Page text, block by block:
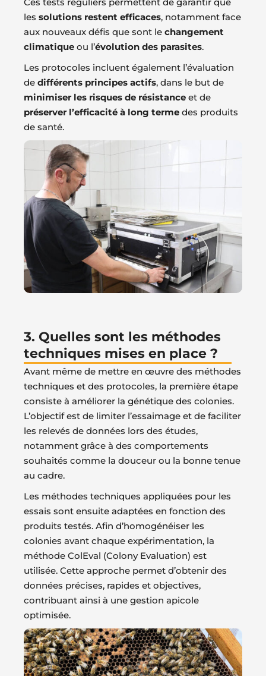
les solutions restent efficaces, notamment face
aux nouveaux défis que sont le changement
climatique ou l’évolution des parasites.
Les protocoles incluent également l’évaluation
de différents principes actifs, dans le but de
minimiser les risques de résistance et de
préserver l’efficacité à long terme des produits
de santé.
3. Quelles sont les méthodes
techniques mises en place ?​
Avant même de mettre en œuvre des méthodes
techniques et des protocoles, la première étape
consiste à améliorer la génétique des colonies.
L’objectif est de limiter l’essaimage et de faciliter
les relevés de données lors des études,
notamment grâce à des comportements
souhaités comme la douceur ou la bonne tenue
au cadre.
Les méthodes techniques appliquées pour les
essais sont ensuite adaptées en fonction des
produits testés. Afin d’homogénéiser les
colonies avant chaque expérimentation, la
méthode ColEval (Colony Evaluation) est
utilisée. Cette approche permet d’obtenir des
données précises, rapides et objectives,
contribuant ainsi à une gestion apicole
optimisée.